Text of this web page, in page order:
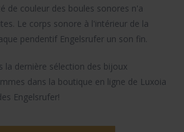
de couleur des boules sonores n'a
Le corps sonore à l'intérieur de la
pendentif Engelsrufer un son fin.
la dernière sélection des bijoux
dans la boutique en ligne de Luxoia
Engelsrufer!